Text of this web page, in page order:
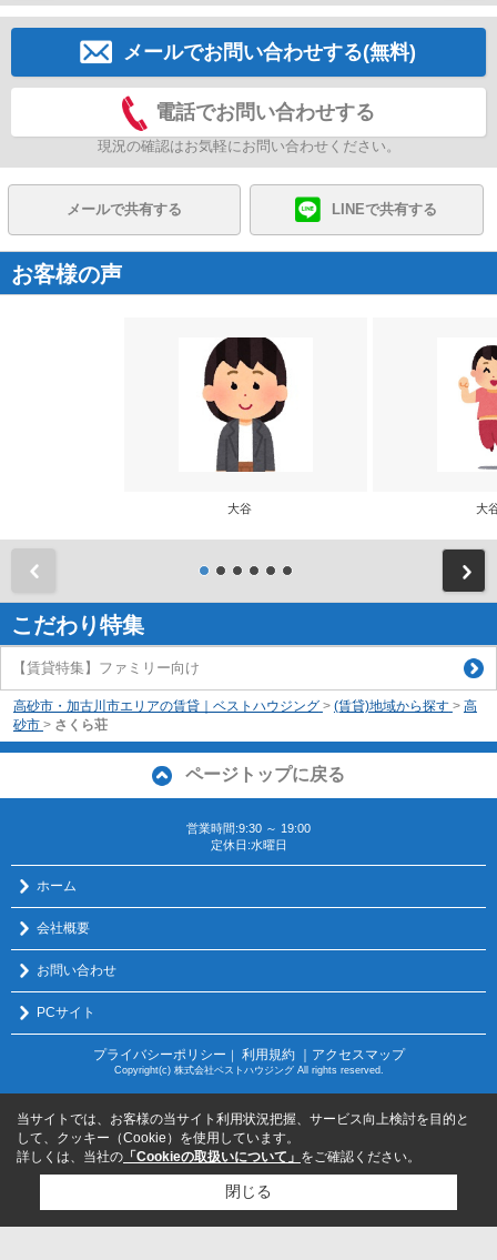
メールでお問い合わせする(無料)
電話でお問い合わせする
現況の確認はお気軽にお問い合わせください。
メールで共有する LINEで共有する
お客様の声
大谷 大
こだわり特集
【賃貸特集】ファミリー向け
高砂市・加古川市エリアの賃貸｜ベストハウジング > (賃貸)地域から探す > 高
砂市 > さくら荘
ページトップに戻る
営業時間:9:30 ～ 19:00
定休日:水曜日
ホーム
会社概要
お問い合わせ
PCサイト
プライバシーポリシー 利用規約 ｜アクセスマップ
Copyright(c) 株式会社ベストハウジング All rights reserved.
当サイトでは、お客様の当サイト利用状況把握、サービス向上検討を目的と
して、クッキー（Cookie）を使用しています。
詳しくは、当社の 「Cookieの取扱いについて」 をご確認ください。
閉じる